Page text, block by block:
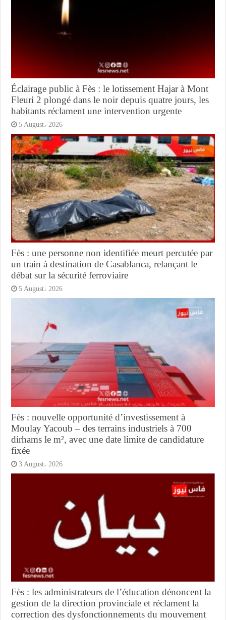
Éclairage public à Fès : le lotissement Hajar à Mont
Fleuri 2 plongé dans le noir depuis quatre jours, les
habitants réclament une intervention urgente
5 August، 2026
Fès : une personne non identifiée meurt percutée par
un train à destination de Casablanca, relançant le
débat sur la sécurité ferroviaire
5 August، 2026
Fès : nouvelle opportunité d’investissement à
Moulay Yacoub – des terrains industriels à 700
dirhams le m², avec une date limite de candidature
fixée
3 August، 2026
Fès : les administrateurs de l’éducation dénoncent la
gestion de la direction provinciale et réclament la
correction des dysfonctionnements du mouvement